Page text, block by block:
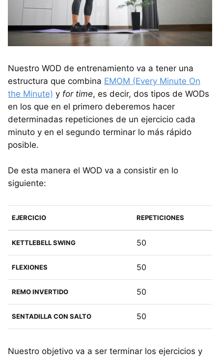
Nuestro WOD de entrenamiento va a tener una
estructura que combina EMOM (Every Minute On
the Minute) y for time, es decir, dos tipos de WODs
en los que en el primero deberemos hacer
determinadas repeticiones de un ejercicio cada
minuto y en el segundo terminar lo más rápido
posible.
De esta manera el WOD va a consistir en lo
siguiente:
EJERCICIO REPETICIONES
KETTLEBELL SWING 50
FLEXIONES 50
REMO INVERTIDO 50
SENTADILLA CON SALTO 50
Nuestro objetivo va a ser terminar los ejercicios y